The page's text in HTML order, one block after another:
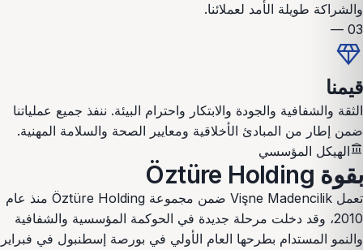
والشراكة طويلة الأمد لعملائنا.
03 —
diamond
قيمنا
الثقة والشفافية والجودة والابتكار واحترام البيئة. ننفذ جميع عملياتنا
ضمن إطار من المبادئ الأخلاقية ومعايير الصحة والسلامة المهنية.
account_balanceالهيكل المؤسسي
بقوة Öztüre Holding
تعمل Vişne Madencilik ضمن مجموعة Öztüre Holding منذ عام
2010، وقد دخلت مرحلة جديدة في الحوكمة المؤسسية والشفافية
والنمو المستدام بطرحها العام الأولي في بورصة إسطنبول في فبراير